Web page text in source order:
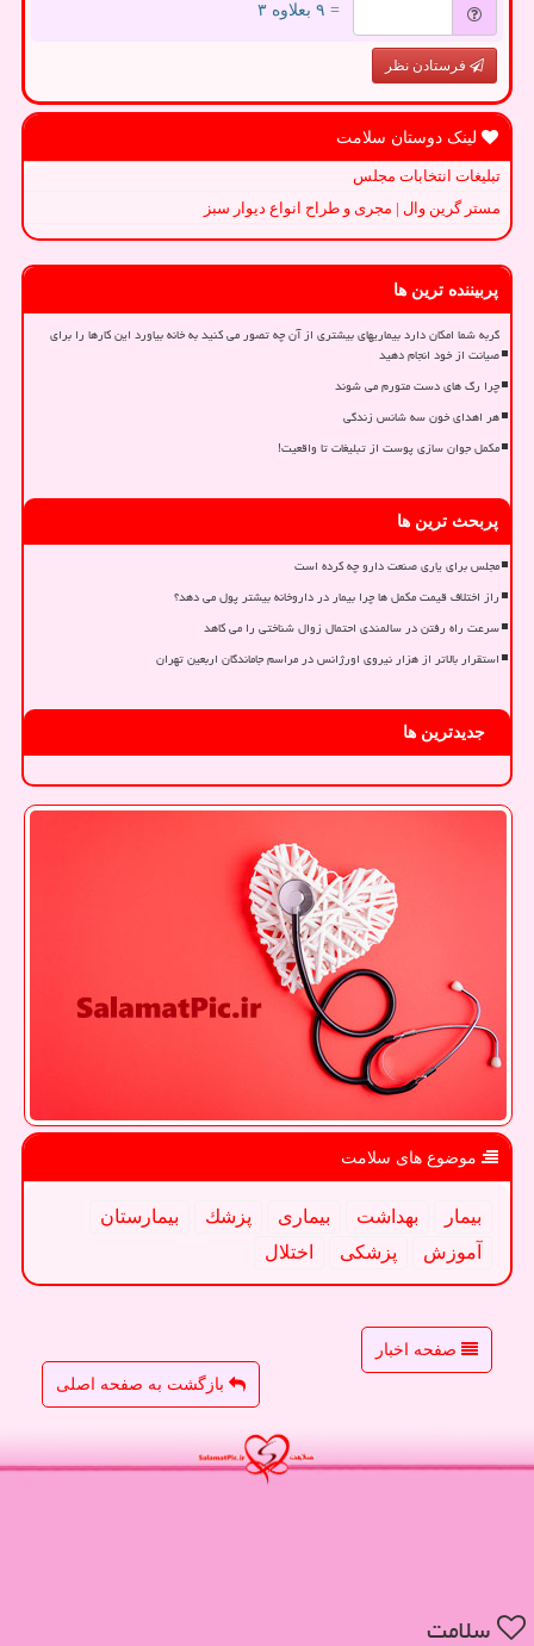
= ۹ بعلاوه ۳
فرستادن نظر
لینک دوستان سلامت
تبلیغات انتخابات مجلس
مستر گرین وال | مجری و طراح انواع دیوار سبز
پربیننده ترین ها
گربه شما امکان دارد بیماریهای بیشتری از آن چه تصور می کنید به خانه بیاورد این کارها را برای
صیانت از خود انجام دهید
چرا رگ های دست متورم می شوند
هر اهدای خون سه شانس زندگی
مکمل جوان سازی پوست از تبلیغات تا واقعیت!
پربحث ترین ها
مجلس برای یاری صنعت دارو چه کرده است
راز اختلاف قیمت مکمل ها چرا بیمار در داروخانه بیشتر پول می دهد؟
سرعت راه رفتن در سالمندی احتمال زوال شناختی را می کاهد
استقرار بالاتر از هزار نیروی اورژانس در مراسم جاماندگان اربعین تهران
جدیدترین ها
موضوع های سلامت
بیمار بهداشت بیماری پزشك
بیمارستان
آموزش
پزشكی اختلال
صفحه اخبار
بازگشت به صفحه اصلی
سلامت